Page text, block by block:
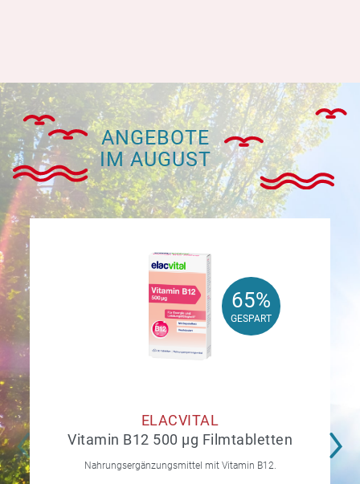
ANGEBOTE
IM AUGUST
65%
GESPART
65%
GESPART
ELACVITAL
Vitamin B12 500 µg Filmtabletten
Nahrungsergänzungsmittel mit Vitamin B12.